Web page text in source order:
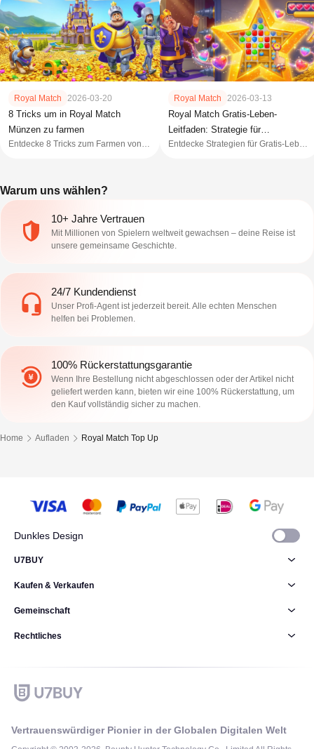
Royal Match 2026-03-20
8 Tricks um in Royal Match
Münzen zu farmen
Entdecke 8 Tricks zum Farmen von
maximieren.
Royal Match 2026-03-13
Royal Match Gratis-Leben-
Leitfaden: Strategie für
unbegrenzte Herzen
Entdecke Strategien für Gratis-Leben
Warum uns wählen?
10+ Jahre Vertrauen
Mit Millionen von Spielern weltweit gewachsen – deine Reise ist
unsere gemeinsame Geschichte.
24/7 Kundendienst
Unser Profi-Agent ist jederzeit bereit. Alle echten Menschen
helfen bei Problemen.
100% Rückerstattungsgarantie
Wenn Ihre Bestellung nicht abgeschlossen oder der Artikel nicht
geliefert werden kann, bieten wir eine 100% Rückerstattung, um
den Kauf vollständig sicher zu machen.
Home Aufladen Royal Match Top Up
Dunkles Design
Vertrauenswürdiger Pionier in der Globalen Digitalen Welt
U7BUY
Kaufen & Verkaufen
Gemeinschaft
Rechtliches